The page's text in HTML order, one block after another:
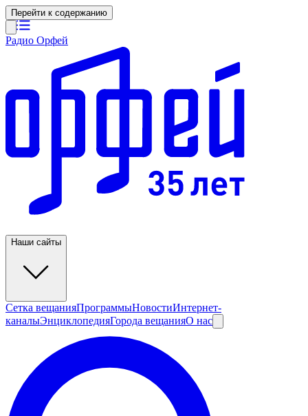
Перейти к содержанию
Радио Орфей
Наши сайты
Сетка вещанияПрограммыНовостиИнтернет-
каналыЭнциклопедияГорода вещанияО нас